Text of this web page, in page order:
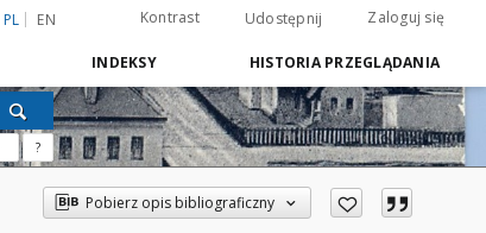
PL EN Kontrast Udostępnij Zaloguj się
INDEKSY HISTORIA PRZEGLĄDANIA
?
Pobierz opis bibliograficzny